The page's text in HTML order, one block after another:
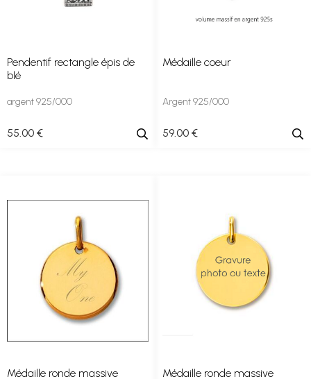
Pendentif rectangle épis de
blé
argent 925/000
55 .00 €
Médaille coeur
Argent 925/000
59.00 €
Médaille ronde massive Médaille ronde massive